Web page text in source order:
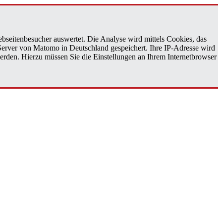
auswertet. Die Analyse wird mittels Cookies, das
von Matomo in Deutschland gespeichert. Ihre IP-Adresse wird
Hierzu müssen Sie die Einstellungen an Ihrem Internetbrowser